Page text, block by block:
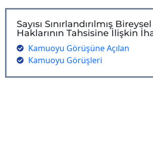
Sayısı Sınırlandırılmış
Haklarının Tahsisine İlişkin
Kamuoyu Görüşüne Açılan
Kamuoyu Görüşleri